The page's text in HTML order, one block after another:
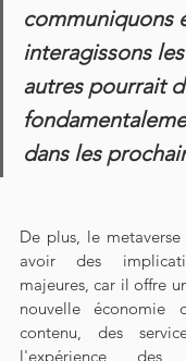
communiquons
interagissons
autres pourrait
dans les
De plus, le
avoir des
majeures, car il offre
nouvelle
contenu, des
l'expérience des